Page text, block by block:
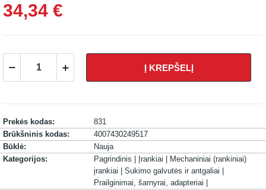
34,34 €
Į KREPŠELĮ
Prekės kodas:
831
Brūkšninis kodas:
4007430249517
Būklė:
Nauja
Kategorijos:
Pagrindinis | Įrankiai |
Mechaniniai (rankiniai)
įrankiai | Sukimo galvutės ir antgaliai |
Prailginimai, šarnyrai, adapteriai |